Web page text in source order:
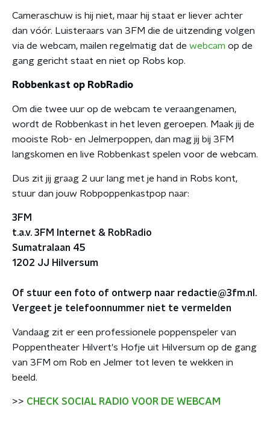
Cameraschuw is hij niet, maar hij staat er liever achter
dan vóór. Luisteraars van 3FM die de uitzending volgen
via de webcam, mailen regelmatig dat de webcam op de
gang gericht staat en niet op Robs kop.
Robbenkast op RobRadio
Om die twee uur op de webcam te veraangenamen,
wordt de Robbenkast in het leven geroepen. Maak jij de
mooiste Rob- en Jelmerpoppen, dan mag jij bij 3FM
langskomen en live Robbenkast spelen voor de webcam.
Dus zit jij graag 2 uur lang met je hand in Robs kont,
stuur dan jouw Robpoppenkastpop naar:
3FM
t.a.v. 3FM Internet & RobRadio
Sumatralaan 45
1202 JJ Hilversum
Of stuur een foto of ontwerp naar redactie@3fm.nl.
Vergeet je telefoonnummer niet te vermelden
Vandaag zit er een professionele poppenspeler van
Poppentheater Hilvert's Hofje uit Hilversum op de gang
van 3FM om Rob en Jelmer tot leven te wekken in
beeld.
>> CHECK SOCIAL RADIO VOOR DE WEBCAM